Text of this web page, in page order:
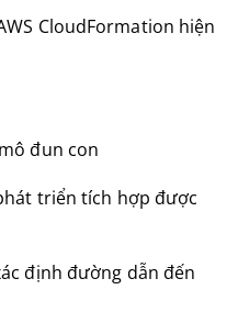
CloudFormation hiện
đun con
triển tích hợp được
định đường dẫn đến